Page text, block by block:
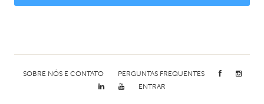
SOBRE NÓS E CONTATO
PERGUNTAS FREQUENTES
ENTRAR